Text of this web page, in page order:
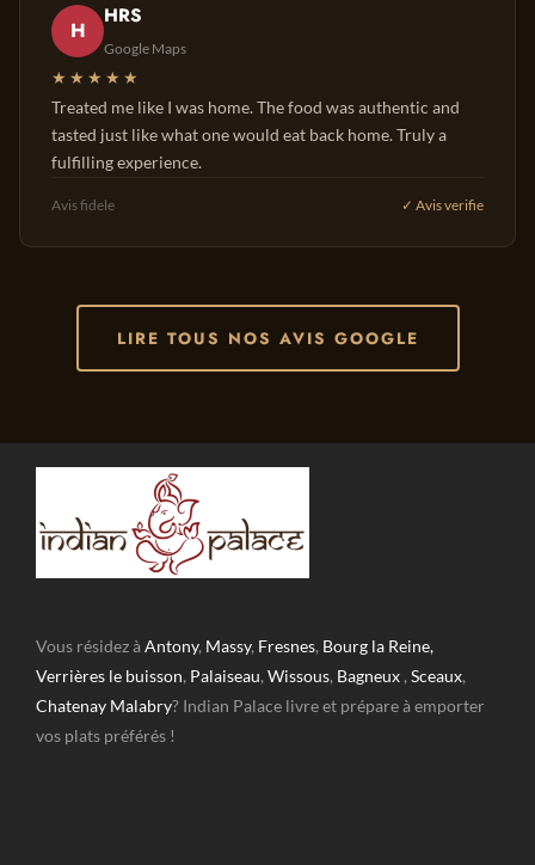
H
HRS
Google Maps
★★★★★
Treated me like I was home. The food was authentic and
tasted just like what one would eat back home. Truly a
fulfilling experience.
Avis fidele ✓ Avis verifie
LIRE TOUS NOS AVIS GOOGLE
Vous résidez àAntony, Massy, Fresnes, Bourg la Reine,
Verrières le buisson, Palaiseau, Wissous, Bagneux , Sceaux,
Chatenay Malabry? Indian Palace livre et prépare à emporter
vos plats préférés !